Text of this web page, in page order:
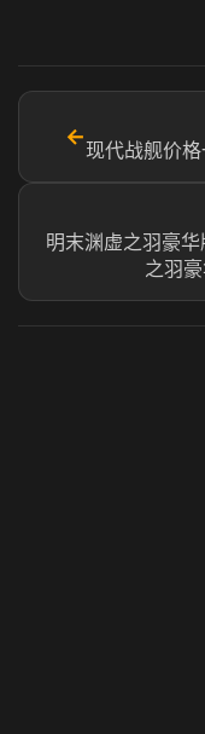
←
现代战舰价
明末渊虚之羽豪
之羽